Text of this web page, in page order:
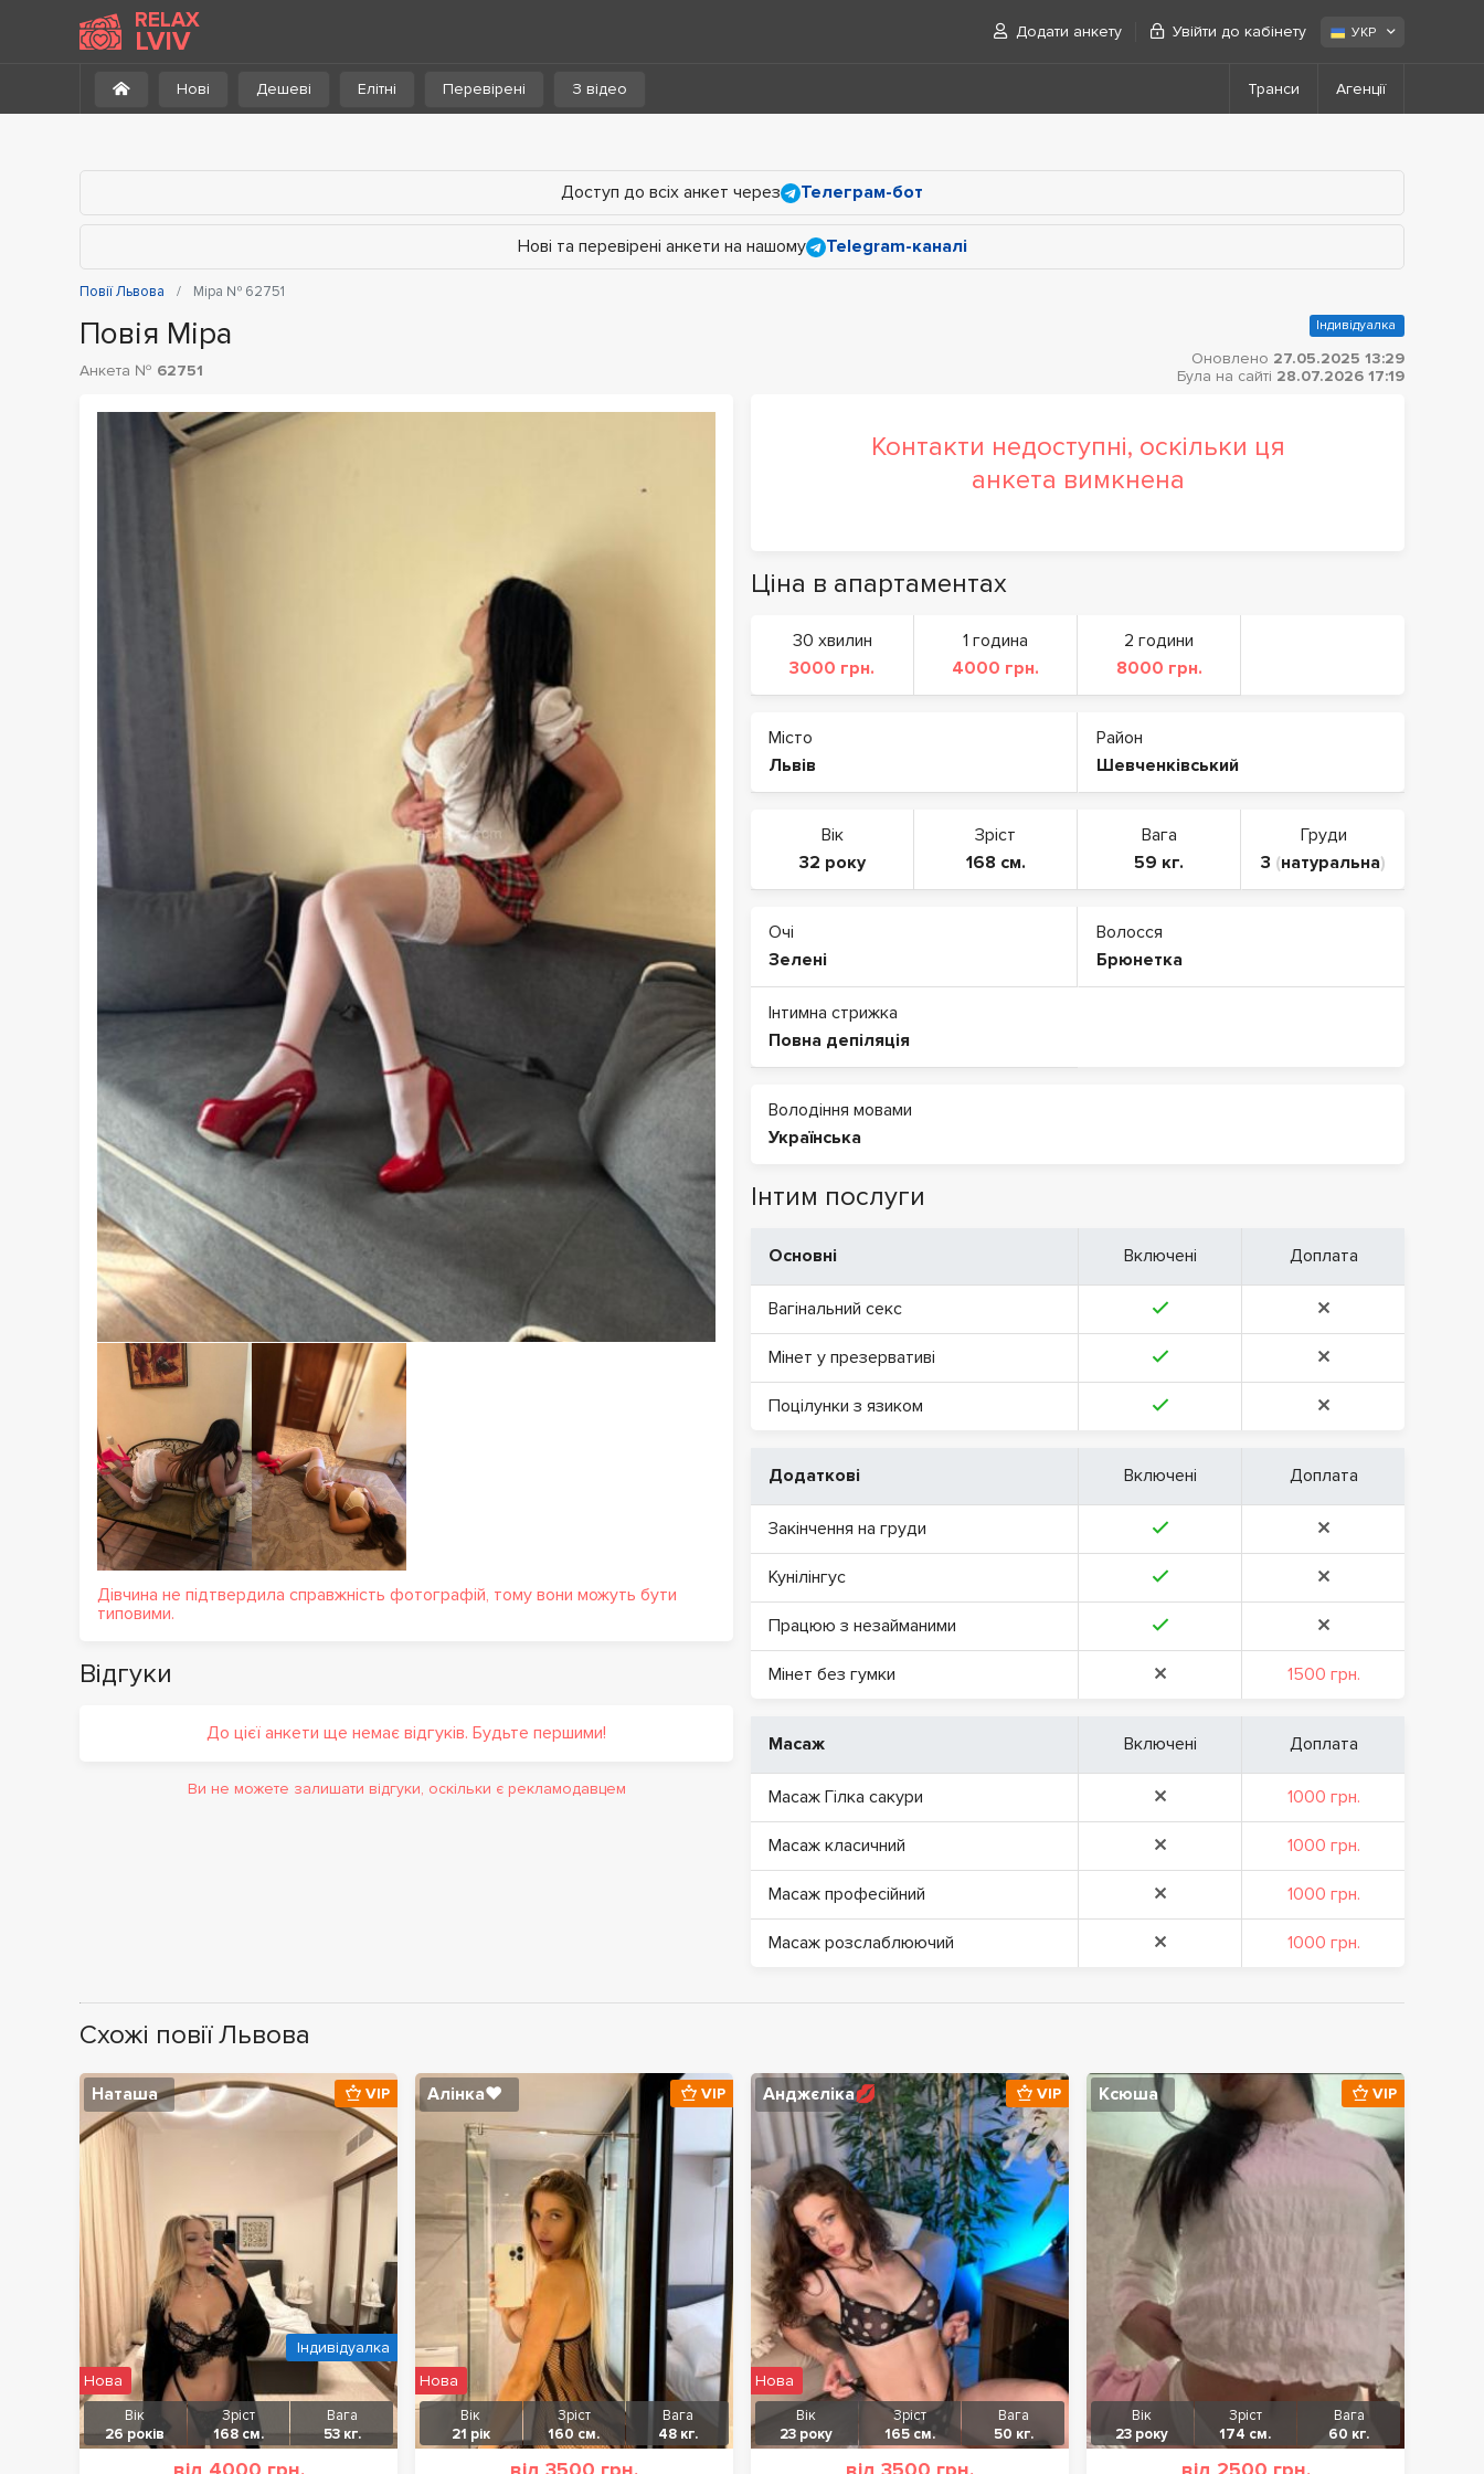
RELAX
LVIV Додати анкету Увійти до кабінету УКР
Нові Дешеві Елітні Перевірені З відео Транси Агенції
Доступ до всіх анкет через Телеграм-бот
Нові та перевірені анкети на нашому Telegram-каналі
Повії Львова Міра № 62751
Повія Міра
Анкета № 62751
Індивідуалка
Оновлено 27.05.2025 13:29
Була на сайті 28.07.2026 17:19
Контакти недоступні, оскільки ця
анкета вимкнена
Дівчина не підтвердила справжність фотографій, тому вони можуть бути
типовими.
Ціна в апартаментах
30 хвилин
3000 грн.
1 година
4000 грн.
2 години
8000 грн.
Місто
Львів
Район
Шевченківський
Вік
32 року
Зріст
168 см.
Вага
59 кг.
Груди
3 (натуральна)
Очі
Зелені
Волосся
Брюнетка
Інтимна стрижка
Повна депіляція
Володіння мовами
Українська
Інтим послуги
Основні Включені Доплата
Вагінальний секс
Мінет у презервативі
Поцілунки з язиком
Додаткові Включені Доплата
Закінчення на груди
Кунілінгус
Працюю з незайманими
Мінет без гумки 1500 грн.
Масаж Включені Доплата
Масаж Гілка сакури 1000 грн.
Масаж класичний 1000 грн.
Масаж професійний 1000 грн.
Масаж розслаблюючий 1000 грн.
Відгуки
До цієї анкети ще немає відгуків. Будьте першими!
Ви не можете залишати відгуки, оскільки є рекламодавцем
Схожі повії Львова
Наташа
Вік
26 років
Зріст
168 см.
Вага
53 кг.
VIP
Нова
Індивідуалка
Алінка❤️
Вік
21 рік
Зріст
160 см.
Вага
48 кг.
VIP
Нова
Анджєліка💋
Вік
23 року
Зріст
165 см.
Вага
50 кг.
VIP
Нова
Ксюша
Вік
23 року
Зріст
174 см.
Вага
60 кг.
VIP